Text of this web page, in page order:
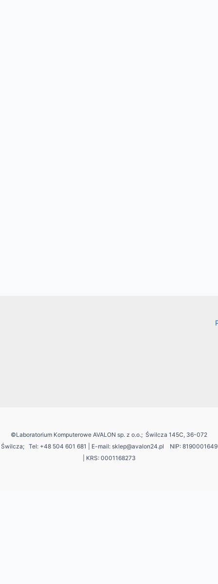
©Laboratorium Komputerowe AVALON sp. z o.o.; Świlcza 145C, 36-072
Świlcza; Tel: +48 504 601 681 | E-mail: sklep@avalon24.pl NIP: 8190001649
| KRS: 0001168273